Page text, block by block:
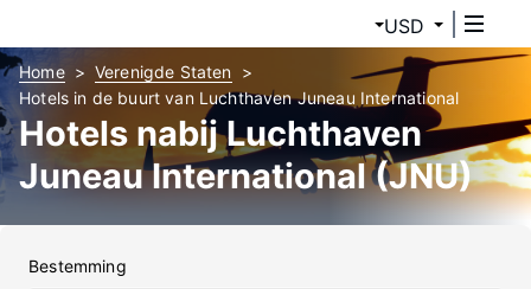
USD
Home
Verenigde Staten
Hotels in de buurt van Luchthaven Juneau International
Hotels nabij Luchthaven
Juneau International (JNU)
Bestemming